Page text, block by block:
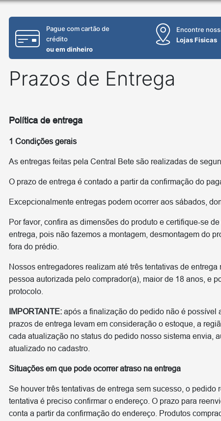
Pague com cartão de
crédito
ou em dinheiro
Encontre
Lojas Fisicas
Prazos de Entrega
Política de entrega
1 Condições gerais
As entregas feitas pela Central Bete são realizadas de
O prazo de entrega é contado a partir da confirmação do
Excepcionalmente entregas podem ocorrer aos sábados,
Por favor, confira as dimensões do produto e certifique-se
entrega, pois não fazemos a montagem, desmontagem do
fora do prédio.
Nossos entregadores realizam até três tentativas de
pessoa autorizada pelo comprador(a), maior de 18 anos, e
protocolo.
IMPORTANTE: após a finalização do pedido não é possível
prazos de entrega levam em consideração o estoque, a
cada atualização no status do pedido nosso sistema envia,
atualizado no cadastro.
Situações em que pode ocorrer atraso na entrega
Se houver três tentativas de entrega sem sucesso, o
tentativa é preciso confirmar o endereço. O prazo para
conta a partir da confirmação do endereço. Produtos